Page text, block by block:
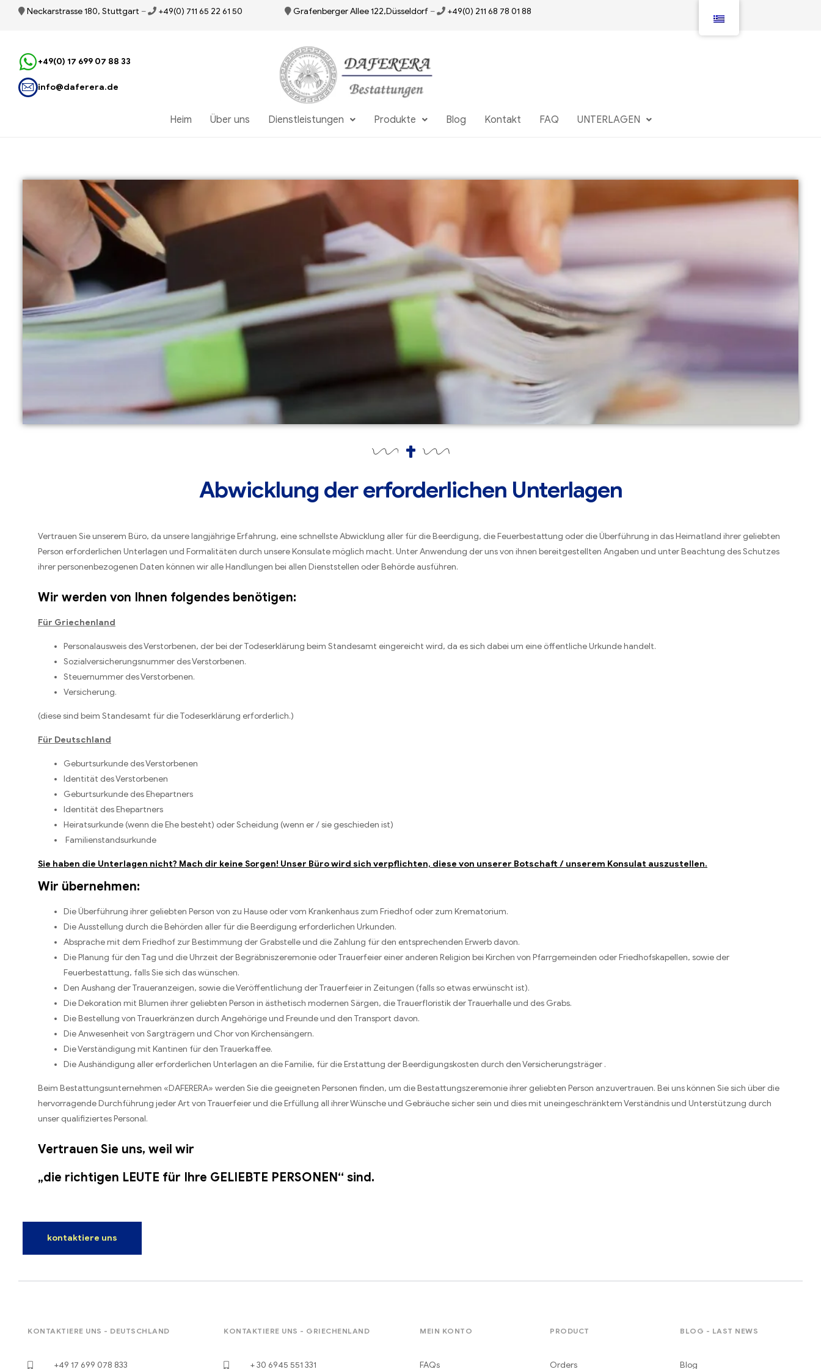
Neckarstrasse 180, Stuttgart – +49(0) 711 65 22 61 50 Grafenberger Allee 122,Düsseldorf – +49(0) 211 68 78 01 88
+49(0) 17 699 07 88 33
info@daferera.de
Heim Über uns Dienstleistungen Produkte Blog Kontakt FAQ UNTERLAGEN
Abwicklung der erforderlichen Unterlagen
Vertrauen Sie unserem Büro, da unsere langjährige Erfahrung, eine schnellste Abwicklung aller für die Beerdigung, die Feuerbestattung oder die Überführung in das Heimatland ihrer geliebten
Person erforderlichen Unterlagen und Formalitäten durch unsere Konsulate möglich macht. Unter Anwendung der uns von ihnen bereitgestellten Angaben und unter Beachtung des Schutzes
ihrer personenbezogenen Daten können wir alle Handlungen bei allen Dienststellen oder Behörde ausführen.
Wir werden von Ihnen folgendes benötigen:
Für Griechenland
Personalausweis des Verstorbenen, der bei der Todeserklärung beim Standesamt eingereicht wird, da es sich dabei um eine öffentliche Urkunde handelt.
Sozialversicherungsnummer des Verstorbenen.
Steuernummer des Verstorbenen.
Versicherung.
(diese sind beim Standesamt für die Todeserklärung erforderlich.)
Für Deutschland
Geburtsurkunde des Verstorbenen
Identität des Verstorbenen
Geburtsurkunde des Ehepartners
Identität des Ehepartners
Heiratsurkunde (wenn die Ehe besteht) oder Scheidung (wenn er / sie geschieden ist)
Familienstandsurkunde
Sie haben die Unterlagen nicht? Mach dir keine Sorgen! Unser Büro wird sich verpflichten, diese von unserer Botschaft / unserem Konsulat auszustellen.
Wir übernehmen:
Die Überführung ihrer geliebten Person von zu Hause oder vom Krankenhaus zum Friedhof oder zum Krematorium.
Die Ausstellung durch die Behörden aller für die Beerdigung erforderlichen Urkunden.
Absprache mit dem Friedhof zur Bestimmung der Grabstelle und die Zahlung für den entsprechenden Erwerb davon.
Die Planung für den Tag und die Uhrzeit der Begräbniszeremonie oder Trauerfeier einer anderen Religion bei Kirchen von Pfarrgemeinden oder Friedhofskapellen, sowie der
Feuerbestattung, falls Sie sich das wünschen.
Den Aushang der Traueranzeigen, sowie die Veröffentlichung der Trauerfeier in Zeitungen (falls so etwas erwünscht ist).
Die Dekoration mit Blumen ihrer geliebten Person in ästhetisch modernen Särgen, die Trauerfloristik der Trauerhalle und des Grabs.
Die Bestellung von Trauerkränzen durch Angehörige und Freunde und den Transport davon.
Die Anwesenheit von Sargträgern und Chor von Kirchensängern.
Die Verständigung mit Kantinen für den Trauerkaffee.
Die Aushändigung aller erforderlichen Unterlagen an die Familie, für die Erstattung der Beerdigungskosten durch den Versicherungsträger .
Beim Bestattungsunternehmen «DAFERERA» werden Sie die geeigneten Personen finden, um die Bestattungszeremonie ihrer geliebten Person anzuvertrauen. Bei uns können Sie sich über die
hervorragende Durchführung jeder Art von Trauerfeier und die Erfüllung all ihrer Wünsche und Gebräuche sicher sein und dies mit uneingeschränktem Verständnis und Unterstützung durch
unser qualifiziertes Personal.
Vertrauen Sie uns, weil wir
„die richtigen LEUTE für Ihre GELIEBTE PERSONEN“ sind.
kontaktiere uns
KONTAKTIERE UNS - DEUTSCHLAND
+49 17 699 078 833
KONTAKTIERE UNS - GRIECHENLAND
+ 30 6945 551 331
MEIN KONTO
FAQs
PRODUCT
Orders
BLOG - LAST NEWS
Blog